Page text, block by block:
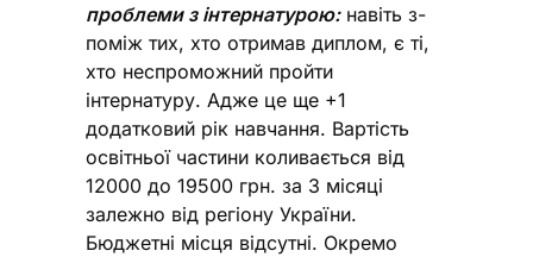
проблеми з інтернатурою:навіть з-
поміж тих, хто отримав диплом, є ті,
хто неспроможний пройти
інтернатуру. Адже це ще +1
додатковий рік навчання. Вартість
освітньої частини коливається від
12000 до 19500 грн. за 3 місяці
залежно від регіону України.
Бюджетні місця відсутні. Окремо